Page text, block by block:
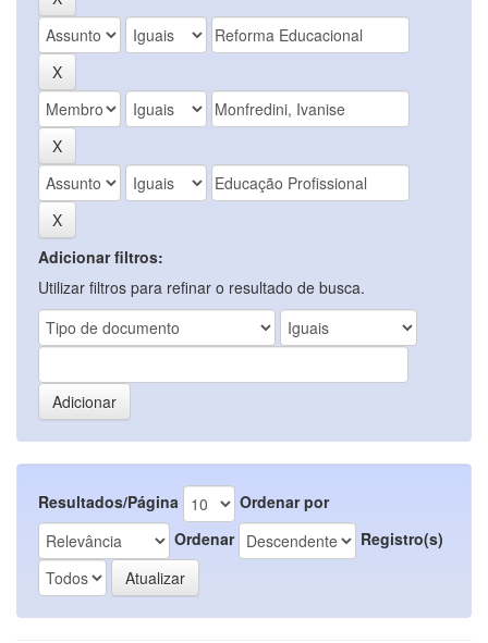
Adicionar filtros:
Utilizar filtros para refinar o resultado de busca.
Resultados/Página
Ordenar por
Ordenar
Registro(s)